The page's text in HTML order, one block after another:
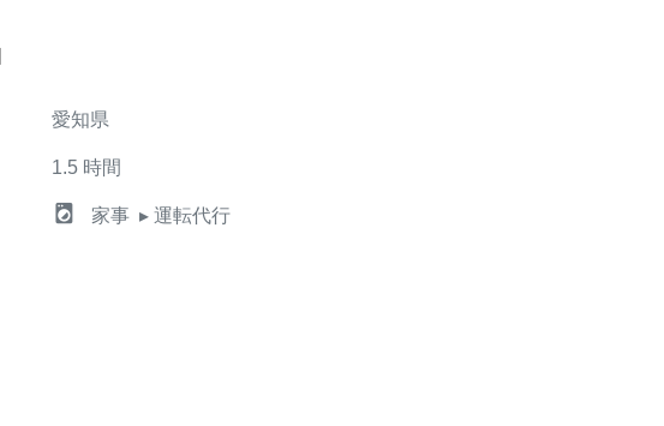
愛知県
1.5 時間
local_laundry_service 家事 ▸ 運転代行